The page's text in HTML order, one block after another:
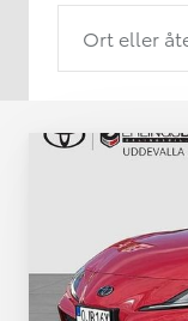
Ort eller